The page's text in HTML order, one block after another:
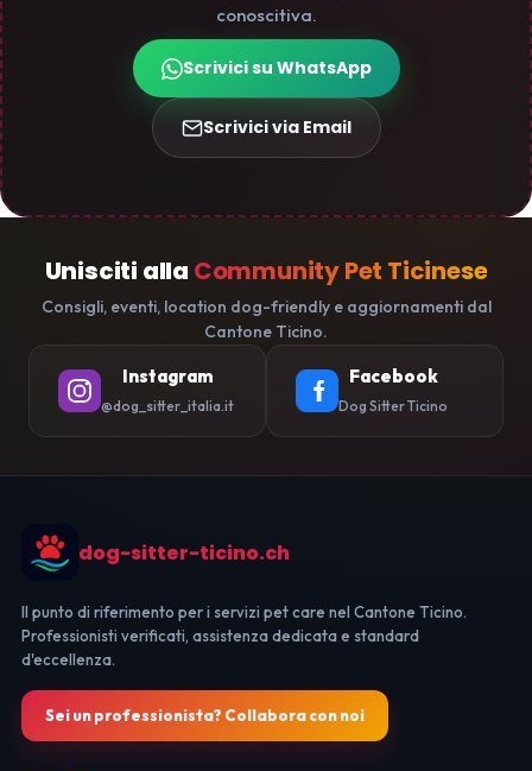
conoscitiva.
Scrivici su WhatsApp
Scrivici via Email
Unisciti alla Community Pet Ticinese
Consigli, eventi, location dog-friendly e aggiornamenti dal
Cantone Ticino.
Instagram
@dog_sitter_italia.it
Facebook
Dog Sitter Ticino
dog-sitter-ticino.ch
Il punto di riferimento per i servizi pet care nel Cantone Ticino.
Professionisti verificati, assistenza dedicata e standard
d'eccellenza.
Sei un professionista? Collabora con noi